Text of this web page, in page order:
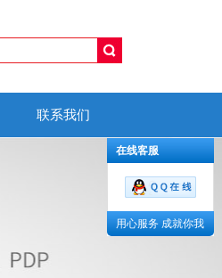
联系我们
在线客服
用心服务 成就你我